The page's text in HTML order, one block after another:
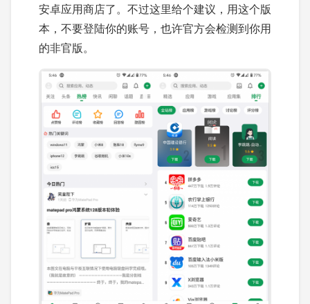
安卓应用商店了。不过这里给个建议，用这个版
本，不要登陆你的账号，也许官方会检测到你用
的非官版。